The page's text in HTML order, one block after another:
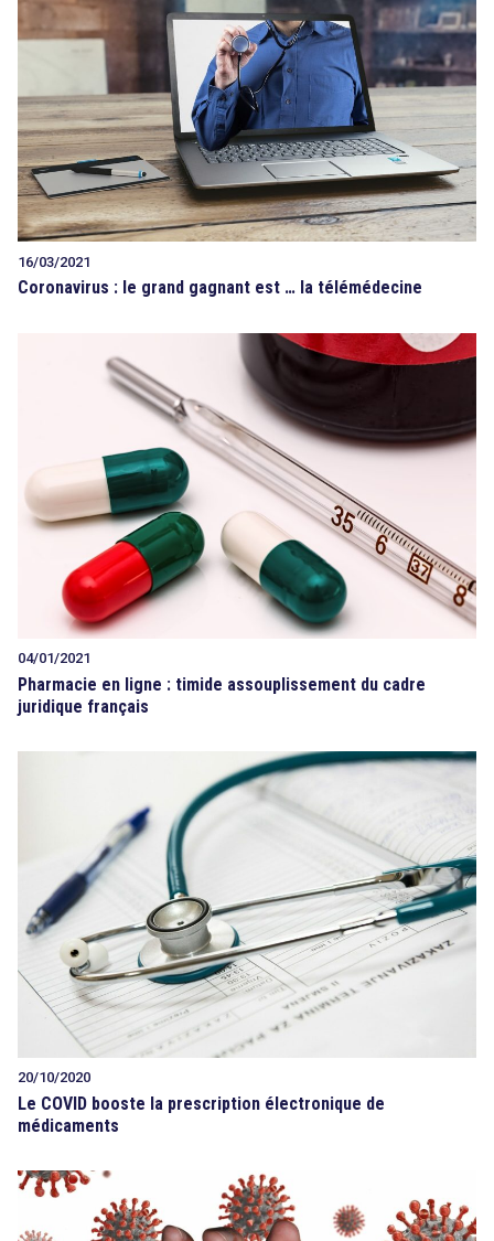
16/03/2021
Coronavirus : le grand gagnant est … la télémédecine
04/01/2021
Pharmacie en ligne : timide assouplissement du cadre
juridique français
20/10/2020
Le COVID booste la prescription électronique de
médicaments